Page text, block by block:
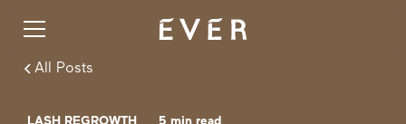
All Posts
LASH REGROWTH 5 min read